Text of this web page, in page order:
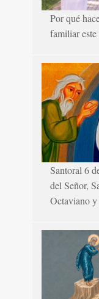
Por qué
familiar este
Santoral 6
del Señor,
Octaviano y